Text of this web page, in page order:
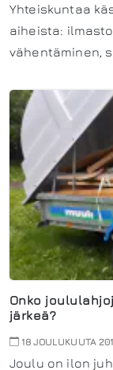
Yhteiskuntaa
aiheista:
vähentäminen,
Onko
järkeä?
18 JOULUKUUTA
Joulu on ilon